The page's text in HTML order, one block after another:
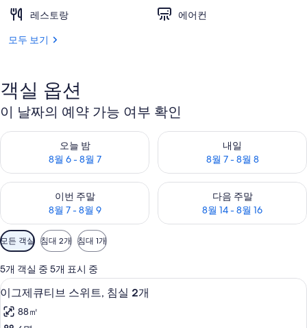
레스토랑
에어컨
모두 보기
객실 옵션
이 날짜의 예약 가능 여부 확인
오늘 밤
8월 6 - 8월 7
오늘 밤 예약 가능 여부 확인, 8월 6 - 8월 7
내일
8월 7 - 8월 8
내일 예약 가능 여부 확인, 8월
이번 주말
8월 7 - 8월 9
이번 주말 예약 가능 여부 확인, 8월 7 - 8월 9
다음 주말
8월 14 - 8월 16
다음 주말 예약 가능 여부 확인,
객
실
에
사
용
가
모든 객실 침대 2개 침대 1개
5개 객실 중 5개 표시 중
이
그
제
이그제큐티브 스위트, 침실 2개 | 거실
4
이그제큐티브 스위트, 침실 2개
88㎡